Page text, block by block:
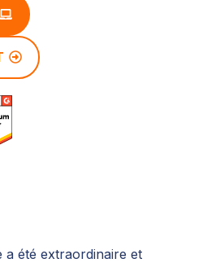
été extraordinaire et